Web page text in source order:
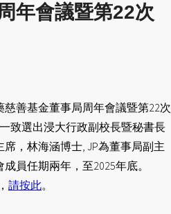
年會議暨第22次
善基金董事局周年會議暨第22次
致選出浸大行政副校長暨秘書長
，林海涵博士, JP為董事局副主
員任期兩年，至2025年底。
請按此。